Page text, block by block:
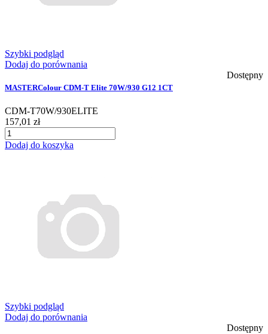
Szybki podgląd
Dodaj do porównania
Dostępny
MASTERColour CDM-T Elite 70W/930 G12 1CT
CDM-T70W/930ELITE
157,01 zł
Dodaj do koszyka
Szybki podgląd
Dodaj do porównania
Dostępny